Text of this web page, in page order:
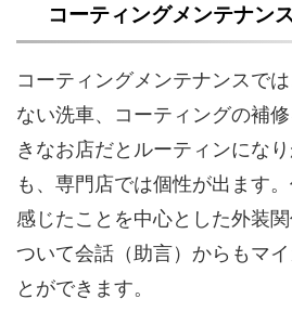
コーティングメンテナン
コーティングメンテナンスで
ない洗車、コーティングの補
きなお店だとルーティンにな
も、専門店では個性が出ます
感じたことを中心とした外装
ついて会話（助言）からもマ
とができます。